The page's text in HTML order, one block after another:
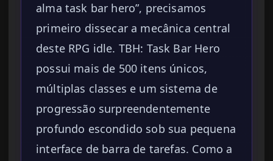
alma task bar hero”, precisamos
primeiro dissecar a mecânica central
deste RPG idle. TBH: Task Bar Hero
possui mais de 500 itens únicos,
múltiplas classes e um sistema de
progressão surpreendentemente
profundo escondido sob sua pequena
interface de barra de tarefas. Como a